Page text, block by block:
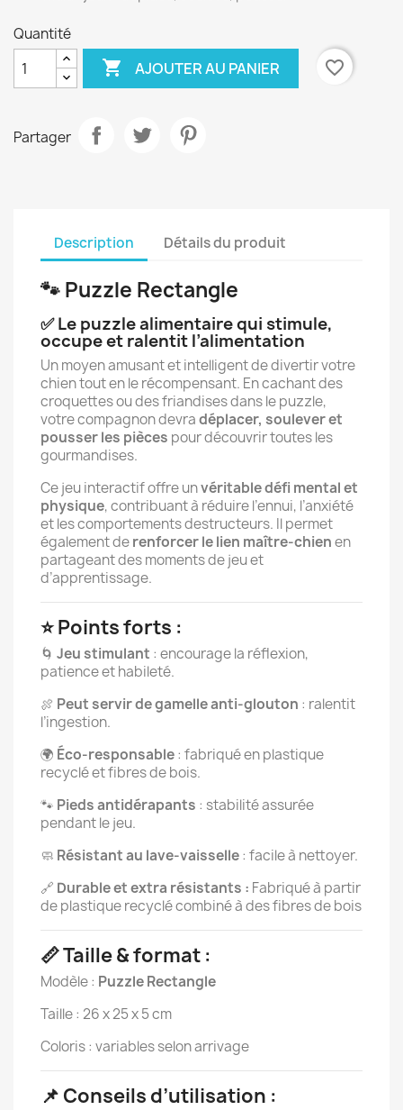
Quantité
 AJOUTER AU PANIER favorite_border
Partager
Description Détails du produit
🐾 Puzzle Rectangle
✅ Le puzzle alimentaire qui stimule,
occupe et ralentit l’alimentation
Un moyen amusant et intelligent de divertir votre
chien tout en le récompensant. En cachant des
croquettes ou des friandises dans le puzzle,
votre compagnon devradéplacer, soulever et
pousser les pièces pour découvrir toutes les
gourmandises.
Ce jeu interactif offre unvéritable défi mental et
physique, contribuant à réduire l’ennui, l’anxiété
et les comportements destructeurs. Il permet
également derenforcer le lien maître-chienen
partageant des moments de jeu et
d’apprentissage.
⭐ Points forts :
🌀 Jeu stimulant : encourage la réflexion,
patience et habileté.
🍖 Peut servir de gamelle anti-glouton : ralentit
l’ingestion.
🌍 Éco-responsable: fabriqué en plastique
recyclé et fibres de bois.
🐾 Pieds antidérapants : stabilité assurée
pendant le jeu.
🧼 Résistant au lave-vaisselle: facile à nettoyer.
🔗 Durable et extra résistants : Fabriqué à partir
de plastique recyclé combiné à des fibres de bois
📏 Taille & format :
Modèle : Puzzle Rectangle
Taille : 26 x 25 x 5 cm
Coloris : variables selon arrivage
📌 Conseils d’utilisation :